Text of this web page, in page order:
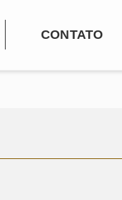
CONTATO